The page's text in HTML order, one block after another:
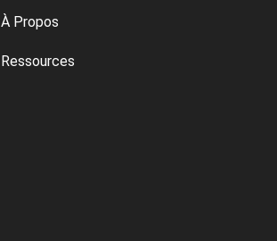
À Propos
Ressources